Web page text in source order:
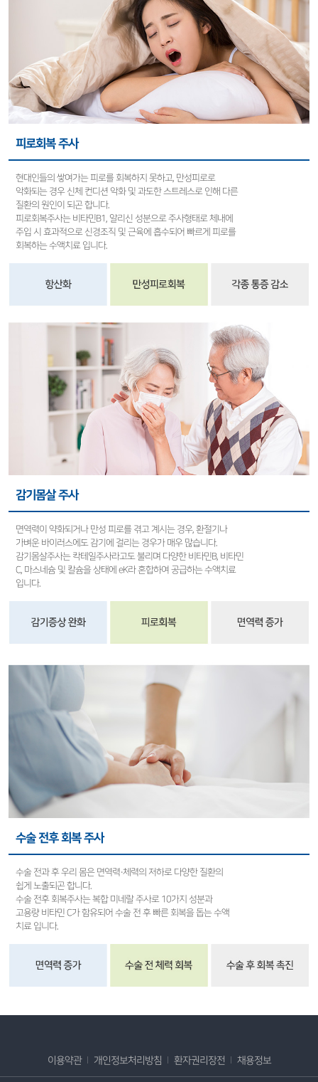
피로회복 주사
현대인들의 쌓여가는 피로를 회복하지 못하고, 만성피로로
악화되는 경우 신체 컨디션 악화 및 과도한 스트레스로 인해 다른
질환의 원인이 되곤 합니다.
피로회복주사는 비타민B1, 알리신 성분으로 주사형태로 체내에
주입 시 효과적으로 신경조직 및 근육에 흡수되어 빠르게 피로를
회복하는 수액치료 입니다.
감기몸살 주사
면역력이 약화되거나 만성 피로를 겪고 계시는 경우, 환절기나
가벼운 바이러스에도 감기에 걸리는 경우가 매우 많습니다.
감기몸살주사는 칵테일주사라고도 불리며 다양한 비타민B, 비타민
C, 마스네슘 및 칼슘을 상태에 eK라 혼합하여 공급하는 수액치료
입니다.
수술 전후 회복 주사
수술 전과 후 우리 몸은 면역력·체력의 저하로 다양한 질환의
쉽게 노출되곤 합니다.
수술 전후 회복주사는 복합 미네랄 주사로 10가지 성분과
고용량 비타민 C가 함유되어 수술 전 후 빠른 회복을 돕는 수액
치료 입니다.
이용약관 개인정보처리방침 환자권리장전 채용정보